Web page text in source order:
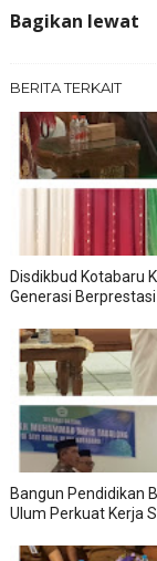
Bagikan lewat
BERITA TERKAIT
Disdikbud Kotabaru
Generasi Berprestasi
Bangun Pendidikan
Ulum Perkuat Kerja